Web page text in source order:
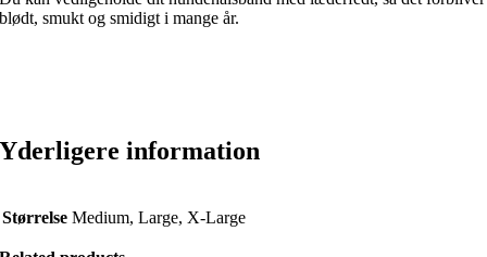
blødt, smukt og smidigt i mange år.
Yderligere information
Størrelse Medium, Large, X-Large